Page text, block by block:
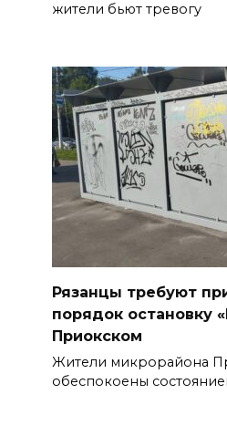
жители бьют тревогу
Рязанцы требуют
порядок остановку
Приокском
Жители микрорайона
обеспокоены